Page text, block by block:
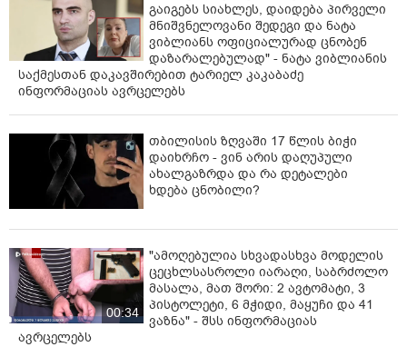
გაიგებს სიახლეს, დაიდება პირველი
მნიშვნელოვანი შედეგი და ნატა
ვიბლიანს ოფიციალურად ცნობენ
დაზარალებულად" - ნატა ვიბლიანის
საქმესთან დაკავშირებით ტარიელ კაკაბაძე
ინფორმაციას ავრცელებს
თბილისის ზღვაში 17 წლის ბიჭი
დაიხრჩო - ვინ არის დაღუპული
ახალგაზრდა და რა დეტალები
ხდება ცნობილი?
00:34
"ამოღებულია სხვადასხვა მოდელის
ცეცხლსასროლი იარაღი, საბრძოლო
მასალა, მათ შორი: 2 ავტომატი, 3
პისტოლეტი, 6 მჭიდი, მაყუჩი და 41
ვაზნა" - შსს ინფორმაციას
ავრცელებს